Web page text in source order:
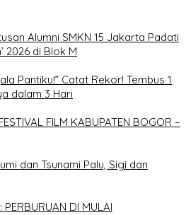
Alumni SMKN 15 Jakarta Padati
2026 di Blok M
Pantiku!” Catat Rekor! Tembus 1
dalam 3 Hari
FILM KABUPATEN BOGOR –
dan Tsunami Palu, Sigi dan
DI MULAI